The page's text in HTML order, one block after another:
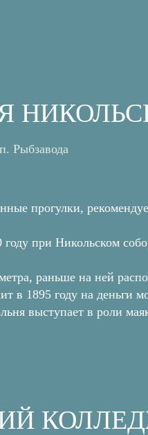
Рыбзавода
прогулки,
году при Никольском
раньше на ней
в 1895 году на деньги
выступает в роли